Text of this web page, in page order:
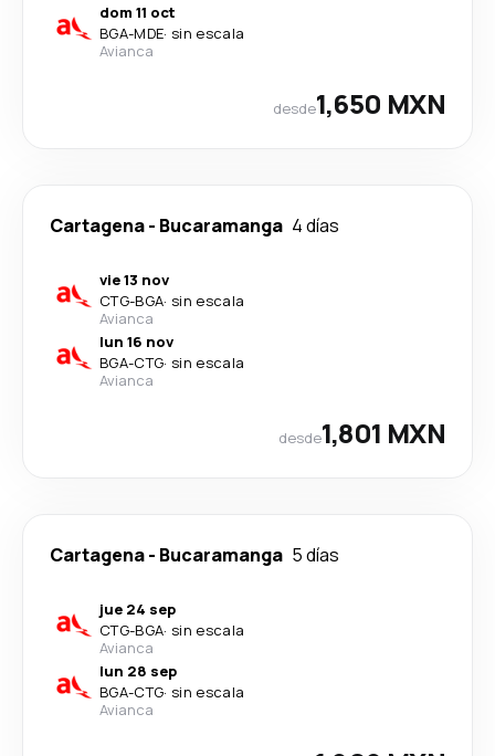
dom 11 oct
BGA-MDE· sin escala
Avianca
desde1,650 MXN
Cartagena- Bucaramanga 4 días
vie 13 nov
CTG-BGA· sin escala
Avianca
lun 16 nov
BGA-CTG· sin escala
Avianca
desde1,801 MXN
Cartagena- Bucaramanga 5 días
jue 24 sep
CTG-BGA· sin escala
Avianca
lun 28 sep
BGA-CTG· sin escala
Avianca